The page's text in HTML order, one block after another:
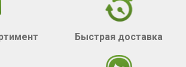
Быстрая доставка